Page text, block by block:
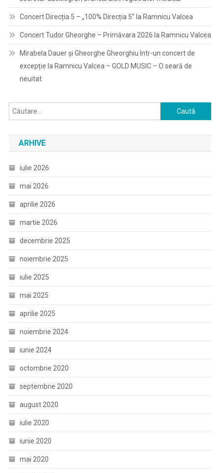
Concert Direcția 5 – „100% Direcția 5” la Ramnicu Valcea
Concert Tudor Gheorghe – Primăvara 2026 la Ramnicu Valcea
Mirabela Dauer și Gheorghe Gheorghiu într-un concert de
excepție la Ramnicu Valcea – GOLD MUSIC – O seară de
neuitat
Caută
după:
ARHIVE
iulie 2026
mai 2026
aprilie 2026
martie 2026
decembrie 2025
noiembrie 2025
iulie 2025
mai 2025
aprilie 2025
noiembrie 2024
iunie 2024
octombrie 2020
septembrie 2020
august 2020
iulie 2020
iunie 2020
mai 2020